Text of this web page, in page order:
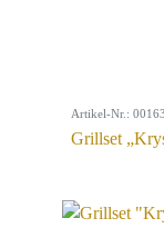
Artikel-Nr.:
Grillset